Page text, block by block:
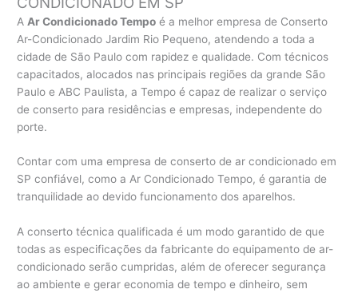
A Ar Condicionado Tempo é a melhor empresa de Conserto
Ar-Condicionado Jardim Rio Pequeno, atendendo a toda a
cidade de São Paulo com rapidez e qualidade. Com técnicos
capacitados, alocados nas principais regiões da grande São
Paulo e ABC Paulista, a Tempo é capaz de realizar o serviço
de conserto para residências e empresas, independente do
porte.
Contar com uma empresa de conserto de ar condicionado em
SP confiável, como a Ar Condicionado Tempo, é garantia de
tranquilidade ao devido funcionamento dos aparelhos.
A conserto técnica qualificada é um modo garantido de que
todas as especificações da fabricante do equipamento de ar-
condicionado serão cumpridas, além de oferecer segurança
ao ambiente e gerar economia de tempo e dinheiro, sem